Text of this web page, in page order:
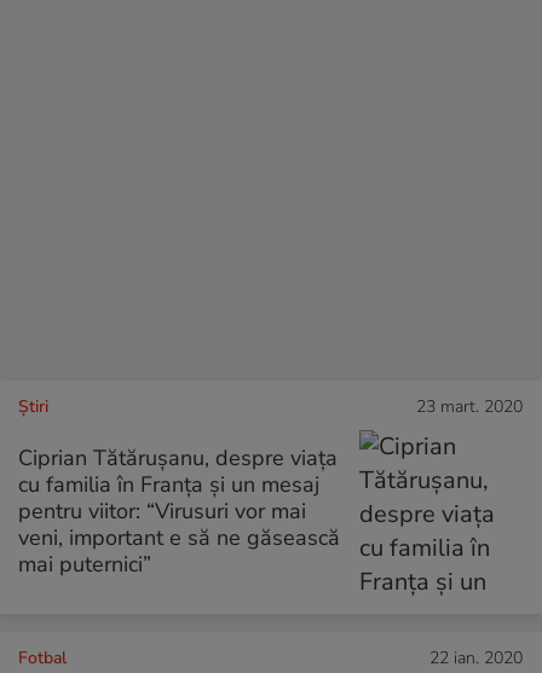
Ştiri 23 mart. 2020
Ciprian Tătărușanu, despre viața
cu familia în Franța și un mesaj
pentru viitor: “Virusuri vor mai
veni, important e să ne găsească
mai puternici”
Fotbal 22 ian. 2020